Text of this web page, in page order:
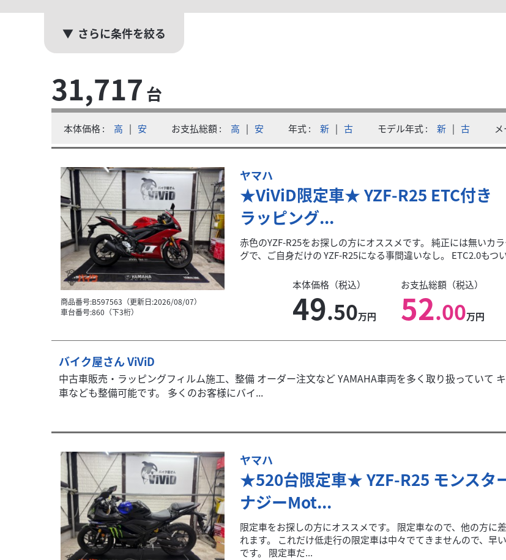
GSX-８S SBS隼兵庫東 スズキワールド認定中古車 マッ...
本体価格: 79.80 万円（税込）
さらに条件を絞る
31,717 台
本体価格 高 | 安 お支払総額 高 | 安 年式 新 | 古 モデル年式 新 | 古
商品番号:B597563（更新日:2026/08/07）
車台番号:860（下3桁）
ヤマハ
★ViViD限定車★ YZF-R25 ETC付き
ラッピング...
赤色のYZF-R25をお探しの方にオススメです。 純正には無いカ
グで、ご自身だけの YZF-R25になる事間違いなし。 ETC2.0もつ
本体価格（税込）
49.50万円
お支払総額（税込）
52.00万円
バイク屋さん ViViD
中古車販売・ラッピングフィルム施工、整備 オーダー注文など YAMAHA車両を多く取り扱っていて
車なども整備可能です。 多くのお客様にバイ...
ヤマハ
★520台限定車★ YZF-R25 モンスタ
ナジーMot...
限定車をお探しの方にオススメです。 限定車なので、他の方に
れます。 これだけ低走行の限定車は中々でてきませんので、早
です。 限定車だ...